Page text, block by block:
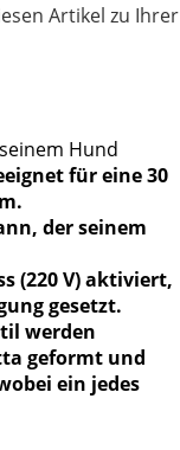
Artikel zu Ihrer
Hund
für eine 30
der seinem
(220 V) aktiviert,
gesetzt.
werden
geformt und
ein jedes